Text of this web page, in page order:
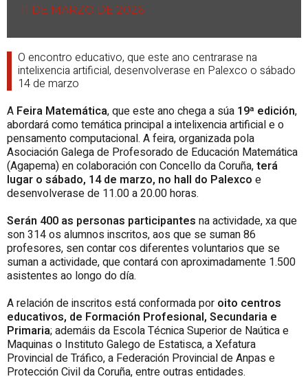
11 DE MARZO DE 2026
O encontro educativo, que este ano centrarase na
intelixencia artificial, desenvolverase en Palexco o sábado
14 de marzo
A Feira Matemática, que este ano chega a súa 19ª edición,
abordará como temática principal a intelixencia artificial e o
pensamento computacional. A feira, organizada pola
Asociación Galega de Profesorado de Educación Matemática
(Agapema) en colaboración con Concello da Coruña,terá
lugar o sábado, 14 de marzo, no hall do Palexco e
desenvolverase de 11.00 a 20.00 horas.
Serán 400 as personas participantes na actividade, xa que
son 314 os alumnos inscritos, aos que se suman 86
profesores, sen contar cos diferentes voluntarios que se
suman a actividade, que contará con aproximadamente 1.500
asistentes ao longo do día.
A relación de inscritos está conformada por oito centros
educativos, de Formación Profesional, Secundaria e
Primaria; ademáis da Escola Técnica Superior de Naútica e
Maquinas o Instituto Galego de Estatisca, a Xefatura
Provincial de Tráfico, a Federación Provincial de Anpas e
Protección Civil da Coruña, entre outras entidades.